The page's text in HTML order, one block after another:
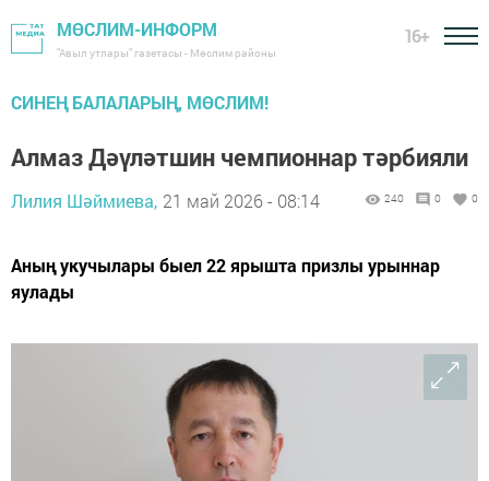
МӨСЛИМ-ИНФОРМ
"Авыл утлары" газетасы - Мөслим районы
16+
СИНЕҢ БАЛАЛАРЫҢ, МӨСЛИМ!
Алмаз Дәүләтшин чемпионнар тәрбияли
Лилия Шәймиева, 21 май 2026 - 08:14 240 0 0
Аның укучылары быел 22 ярышта призлы урыннар
яулады